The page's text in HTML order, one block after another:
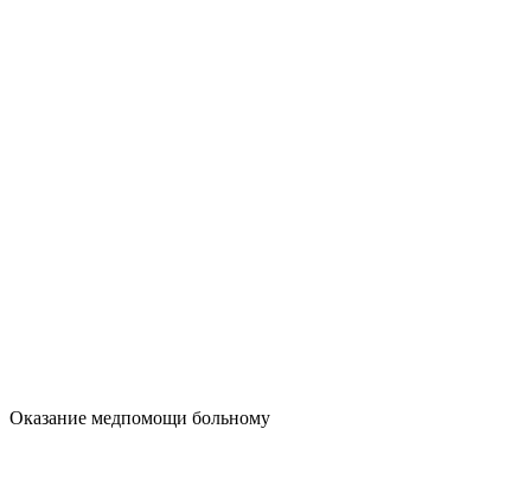
Оказание медпомощи больному